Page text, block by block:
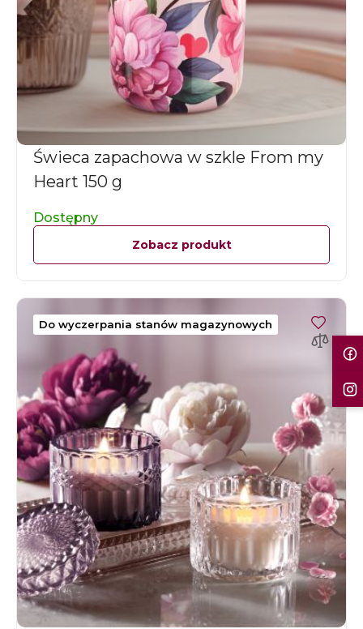
Świeca zapachowa w szkle From my
Heart 150 g
Dostępny
Zobacz produkt
Do wyczerpania stanów magazynowych